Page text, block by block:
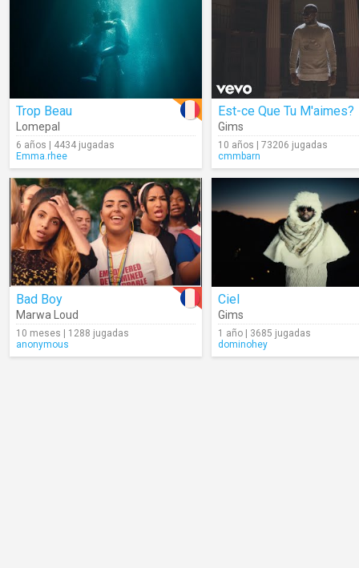
Trop Beau
Lomepal
6 años | 4434 jugadas
Emma.rhee
Est-ce Que Tu M'aimes?
Gims
10 años | 73206 jugadas
cmmbarn
Bad Boy
Marwa Loud
10 meses | 1288 jugadas
anonymous
Ciel
Gims
1 año | 3685 jugadas
dominohey